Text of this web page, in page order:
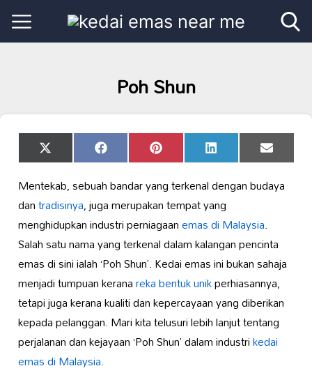
Poh Shun
Share
on
X
(Twitter)
Share
on
Facebook Share
on
Pinterest Share
on
LinkedIn Share
on
Email
Mentekab, sebuah bandar yang terkenal dengan budaya
dantradisinya, juga merupakan tempat yang
menghidupkan industri perniagaanemas di Malaysia.
Salah satu nama yang terkenal dalam kalangan pencinta
emas di sini ialah ‘Poh Shun’. Kedai emas ini bukan sahaja
menjadi tumpuan keranareka bentuk unikperhiasannya,
tetapi juga kerana kualiti dan kepercayaan yang diberikan
kepada pelanggan. Mari kita telusuri lebih lanjut tentang
perjalanan dan kejayaan ‘Poh Shun’ dalam industrikedai
emas di Malaysia.